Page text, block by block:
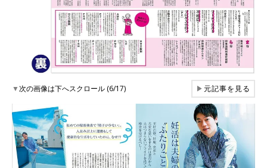
▼次の画像は下へスクロール (6/17) ▶元記事を見る